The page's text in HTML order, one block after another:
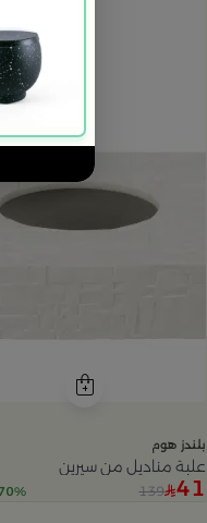
بلندز هوم
علبة مناديل من سيرين
41
139
70%